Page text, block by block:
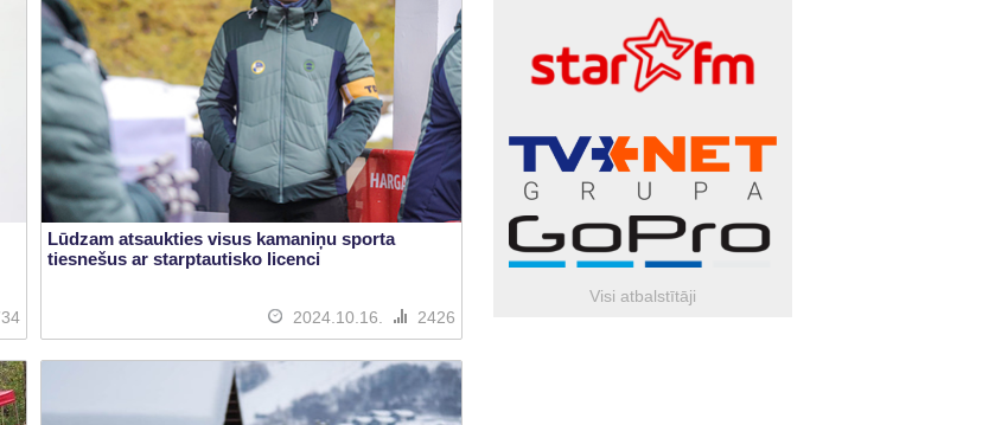
Lūdzam atsaukties visus kamaniņu sporta
tiesnešus ar starptautisko licenci
2024.10.16. 2426
Visi atbalstītāji